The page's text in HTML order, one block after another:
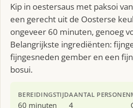
Kip in oestersaus met paksoi
een gerecht uit de Oosterse
ongeveer 60 minuten, genoeg
Belangrijkste ingrediënten:
fijngesneden gember en een
bosui.
BEREIDINGSTIJD
60 minuten
AANTAL PERSONEN
4